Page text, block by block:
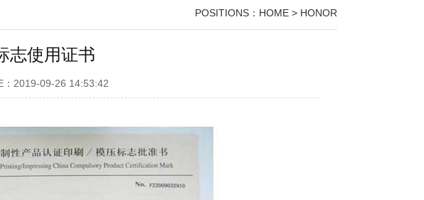
POSITIONS： HOME > HONOR
志使用证书
：2019-09-26 14:53:42